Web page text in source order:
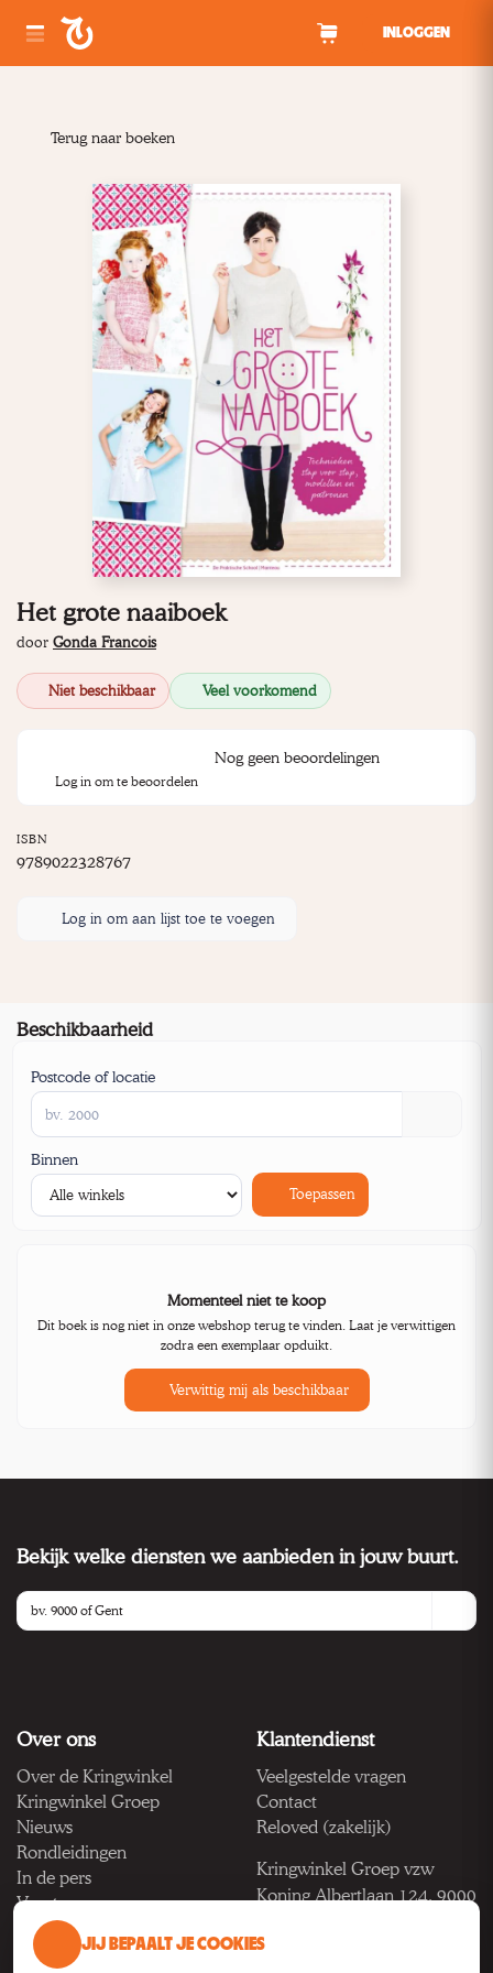
INLOGGEN
Terug naar boeken
Het grote naaiboek
door Gonda Francois
Niet beschikbaar Veel voorkomend
Nog geen beoordelingen
Log in om te beoordelen
ISBN
9789022328767
Log in om aan lijst toe te voegen
Beschikbaarheid
Postcode of locatie
Binnen
Toepassen
Momenteel niet te koop
Dit boek is nog niet in onze webshop terug te vinden. Laat je verwittigen
zodra een exemplaar opduikt.
Verwittig mij als beschikbaar
Bekijk welke diensten we aanbieden in jouw buurt.
Over ons
Over de Kringwinkel
Kringwinkel Groep
Nieuws
Rondleidingen
In de pers
Vacatures
Klantendienst
Veelgestelde vragen
Contact
Reloved (zakelijk)
Kringwinkel Groep vzw
Koning Albertlaan 124, 9000
BTW BE 1033.922.208
JIJ BEPAALT JE COOKIES